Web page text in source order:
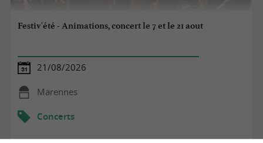
Festiv'été - Animations, concert le 7 et le 21 aout
21/08/2026
Marennes
Concerts